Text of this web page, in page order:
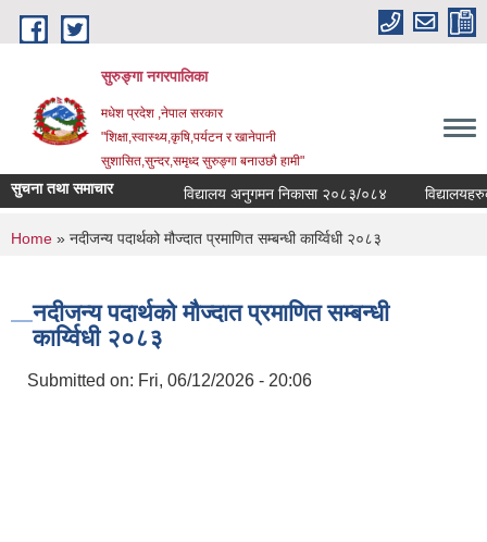
Skip to main content
सुरुङ्‍गा नगरपालिका
मधेश प्रदेश ,नेपाल सरकार
"शिक्षा,स्वास्थ्य,कृषि,पर्यटन र खानेपानी
सुशासित,सुन्दर,समृध्द सुरुङ्गा बनाउछौ हामी"
सुचना तथा समाचार विद्यालय अनुगमन निकासा २०८३/०८४
You are here
Home » नदीजन्य पदार्थको मौज्दात प्रमाणित सम्बन्धी कार्य्विधी २०८३
नदीजन्य पदार्थको मौज्दात प्रमाणित सम्बन्धी
कार्य्विधी २०८३
Submitted on: Fri, 06/12/2026 - 20:06